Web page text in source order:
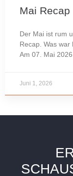
Mai Recap
Der Mai ist rum
Recap. Was
Am 07. Mai
Juni 1, 2026